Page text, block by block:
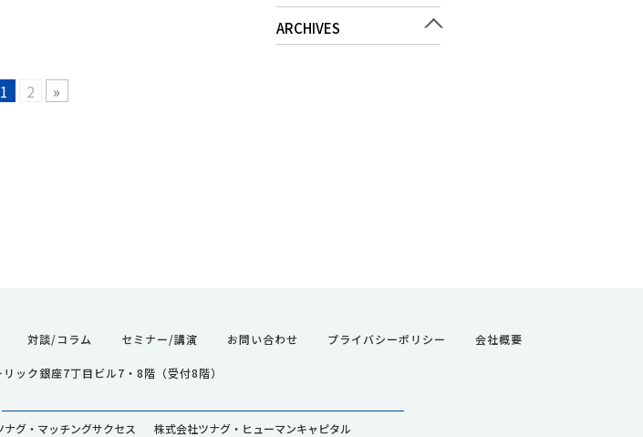
ARCHIVES
1 2 »
対談/コラム セミナー/講演 お問い合わせ プライバシーポリシー 会社概要
ク銀座7丁目ビル7・8階（受付8階）
ナグ・マッチングサクセス 株式会社ツナグ・ヒューマンキャピタル